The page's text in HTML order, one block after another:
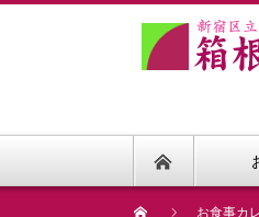
お食事カ
1:00 AM
3:00 AM